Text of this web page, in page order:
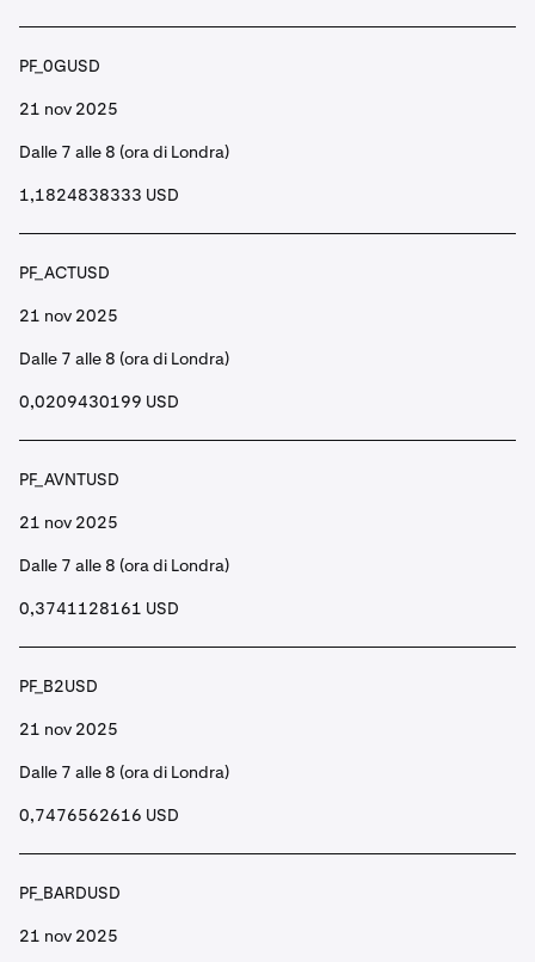
PF_0GUSD
21 nov 2025
Dalle 7 alle 8 (ora di Londra)
1,1824838333 USD
PF_ACTUSD
21 nov 2025
Dalle 7 alle 8 (ora di Londra)
0,0209430199 USD
PF_AVNTUSD
21 nov 2025
Dalle 7 alle 8 (ora di Londra)
0,3741128161 USD
PF_B2USD
21 nov 2025
Dalle 7 alle 8 (ora di Londra)
0,7476562616 USD
PF_BARDUSD
21 nov 2025